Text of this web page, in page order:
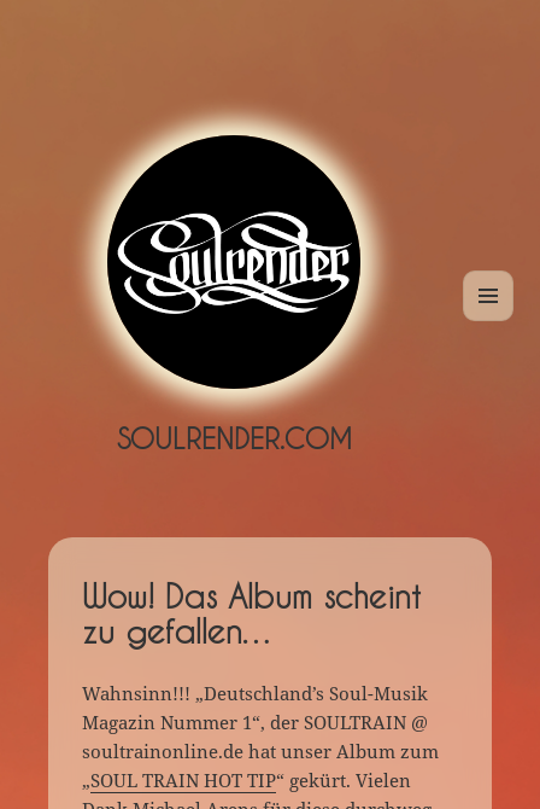
SOULRENDER.COM
Wow! Das Album scheint
zu gefallen…
Wahnsinn!!! „Deutschland’s Soul-Musik
Magazin Nummer 1“, der SOULTRAIN @
soultrainonline.de hat unser Album zum
„SOUL TRAIN HOT TIP“ gekürt. Vielen